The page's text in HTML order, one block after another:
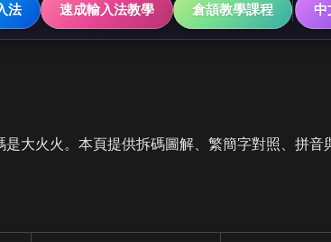
法 速成輸入法教學 倉頡教學課程 中
是大火火。本頁提供拆碼圖解、繁簡字對照、拼音